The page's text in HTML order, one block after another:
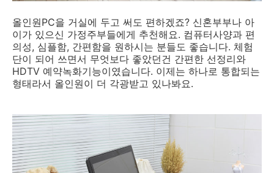
올인원PC을 거실에 두고 써도 편하겠죠? 신혼부부나 아
이가 있으신 가정주부들에게 추천해요. 컴퓨터사양과 편
의성, 심플함, 간편함을 원하시는 분들도 좋습니다. 체험
단이 되어 쓰면서 무엇보다 좋았던건 간편한 선정리와
HDTV 예약녹화기능이였습니다. 이제는 하나로 통합되는
형태라서 올인원이 더 각광받고 있나봐요.